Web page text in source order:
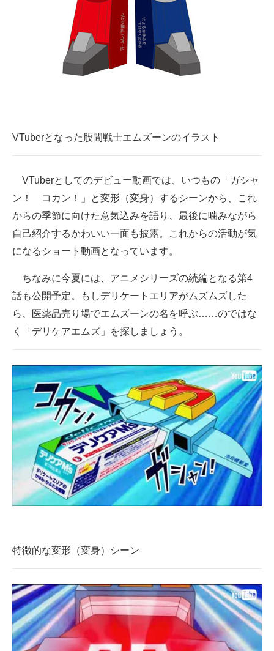
VTuberとなった股間戦士エムズーンのイラスト
VTuberとしてのデビュー動画では、いつもの「ガシャ
ン！ コカン！」と変形（変身）するシーンから、これ
からの季節に向けた意気込みを語り、最後に噛みながら
自己紹介するかわいい一面も披露。これからの活動が気
になるショート動画となっています。
ちなみに今夏には、アニメシリーズの続編となる第4
話も公開予定。もしデリケートエリアがムズムズした
ら、医薬品売り場でエムズーンの名を呼ぶ……のではな
く「デリケアエムズ」を探しましょう。
特徴的な変形（変身）シーン